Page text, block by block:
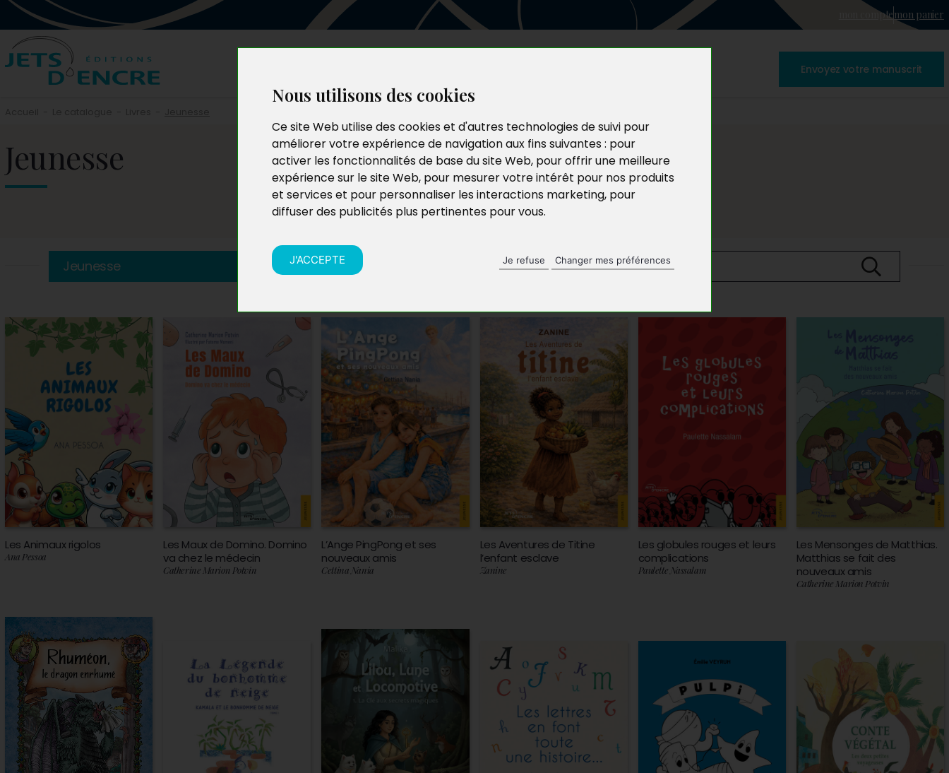
Nous utilisons des cookies
Ce site Web utilise des cookies et d'autres technologies de suivi pour
améliorer votre expérience de navigation aux fins suivantes : pour
activer les fonctionnalités de base du site Web, pour offrir une meilleure
expérience sur le site Web, pour mesurer votre intérêt pour nos produits
et services et pour personnaliser les interactions marketing, pour
diffuser des publicités plus pertinentes pour vous.
J'ACCEPTE Je refuse Changer mes préférences
mon comptemon panier
Envoyez votre manuscrit
Jeunesse
Jeunesse
Les Animaux rigolos
Ana Pessoa
Les Maux de Domino. Domino
va chez le médecin
Catherine Marion Potvin
L’Ange PingPong et ses
nouveaux amis
Cettina Nania
Les Aventures de Titine
l’enfant esclave
Zanine
Les globules rouges et leurs
complications
Paulette Nassalam
Les Mensonges de Matthias.
Matthias se fait des
nouveaux amis
Catherine Marion Potvin